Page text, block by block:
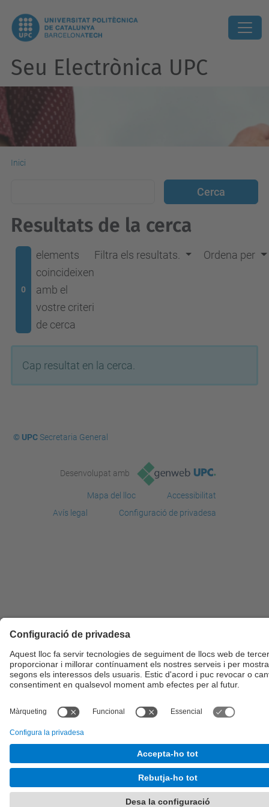
Seu Electrònica UPC
Inici
Resultats de la cerca
0
elements
coincideixen
amb el
vostre criteri
de cerca
Filtra els resultats. Ordena per
Cap resultat en la cerca.
© UPCSecretaria General
Desenvolupat amb
Mapa del lloc
Accessibilitat
Avís legal
Configuració de privadesa